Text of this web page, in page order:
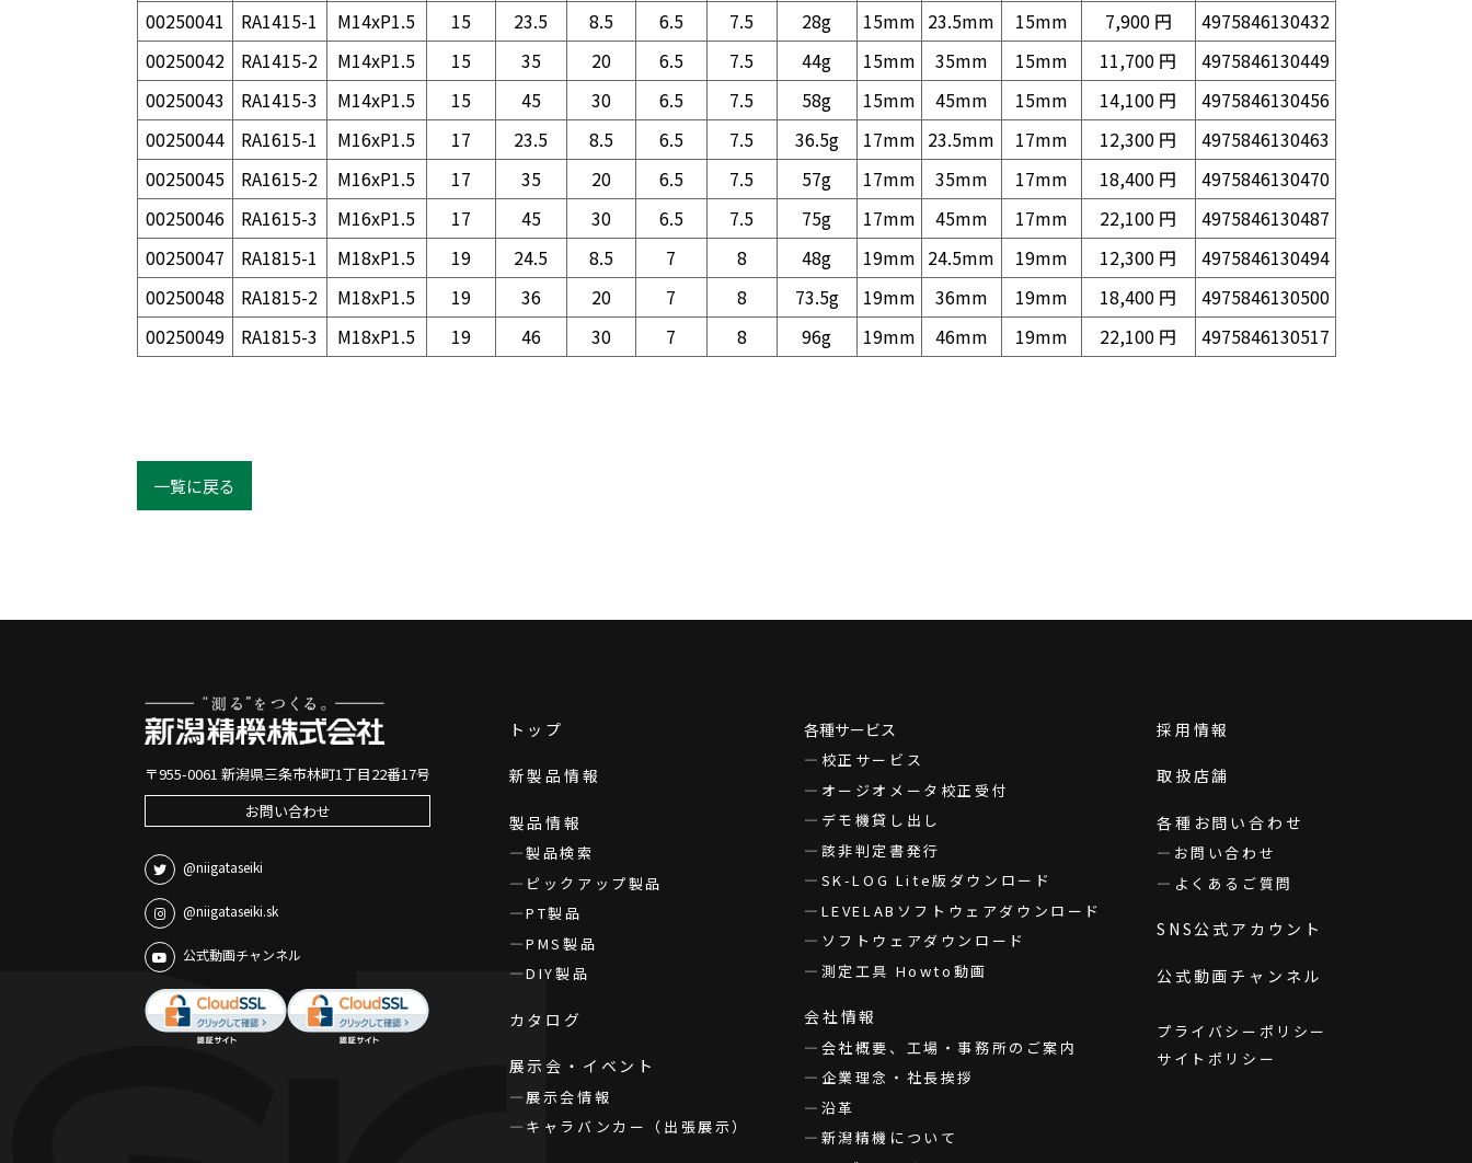
00250041 RA1415-1 M14xP1.5 15 23.5 8.5 6.5 7.5 28g 15mm 23.5mm 15mm 7,900 円
4975846130432
00250042
RA1415-2 M14xP1.5 15 35 20 6.5 7.5 44g 15mm 35mm 15mm 11,700 円
4975846130449
00250043
RA1415-3 M14xP1.5 15 45 30 6.5 7.5 58g 15mm 45mm 15mm 14,100 円
4975846130456
00250044
RA1615-1 M16xP1.5 17 23.5 8.5 6.5 7.5 36.5g 17mm 23.5mm 17mm 12,300 円
4975846130463
00250045
RA1615-2 M16xP1.5 17 35 20 6.5 7.5 57g 17mm 35mm 17mm 18,400 円
4975846130470
00250046
RA1615-3 M16xP1.5 17 45 30 6.5 7.5 75g 17mm 45mm 17mm 22,100 円
4975846130487
00250047
RA1815-1 M18xP1.5 19 24.5 8.5 7 8 48g 19mm 24.5mm 19mm 12,300 円
4975846130494
00250048
RA1815-2 M18xP1.5 19 36 20 7 8 73.5g 19mm 36mm 19mm 18,400 円
4975846130500
00250049
RA1815-3 M18xP1.5 19 46 30 7 8 96g 19mm 46mm 19mm 22,100 円 4975846130517
一覧に戻る
〒955-0061 新潟県三条市林町1丁目22番17号
お問い合わせ
@niigataseiki
@niigataseiki.sk
公式動画チャンネル
トップ
新製品情報
製品情報
製品検索
ピックアップ製品
PT製品
PMS製品
DIY製品
カタログ
展示会・イベント
展示会情報
キャラバンカー（出張展示）
各種サービス
校正サービス
オージオメータ校正受付
デモ機貸し出し
該非判定書発行
SK-LOG Lite版ダウンロード
LEVELABソフトウェアダウンロード
ソフトウェアダウンロード
測定工具 Howto動画
会社情報
会社概要、工場・事務所のご案内
企業理念・社長挨拶
沿革
新潟精機について
採用情報
取扱店舗
各種お問い合わせ
お問い合わせ
よくあるご質問
SNS公式アカウント
公式動画チャンネル
プライバシーポリシー
サイトポリシー